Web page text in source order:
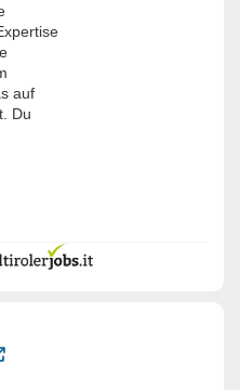
auf
Du